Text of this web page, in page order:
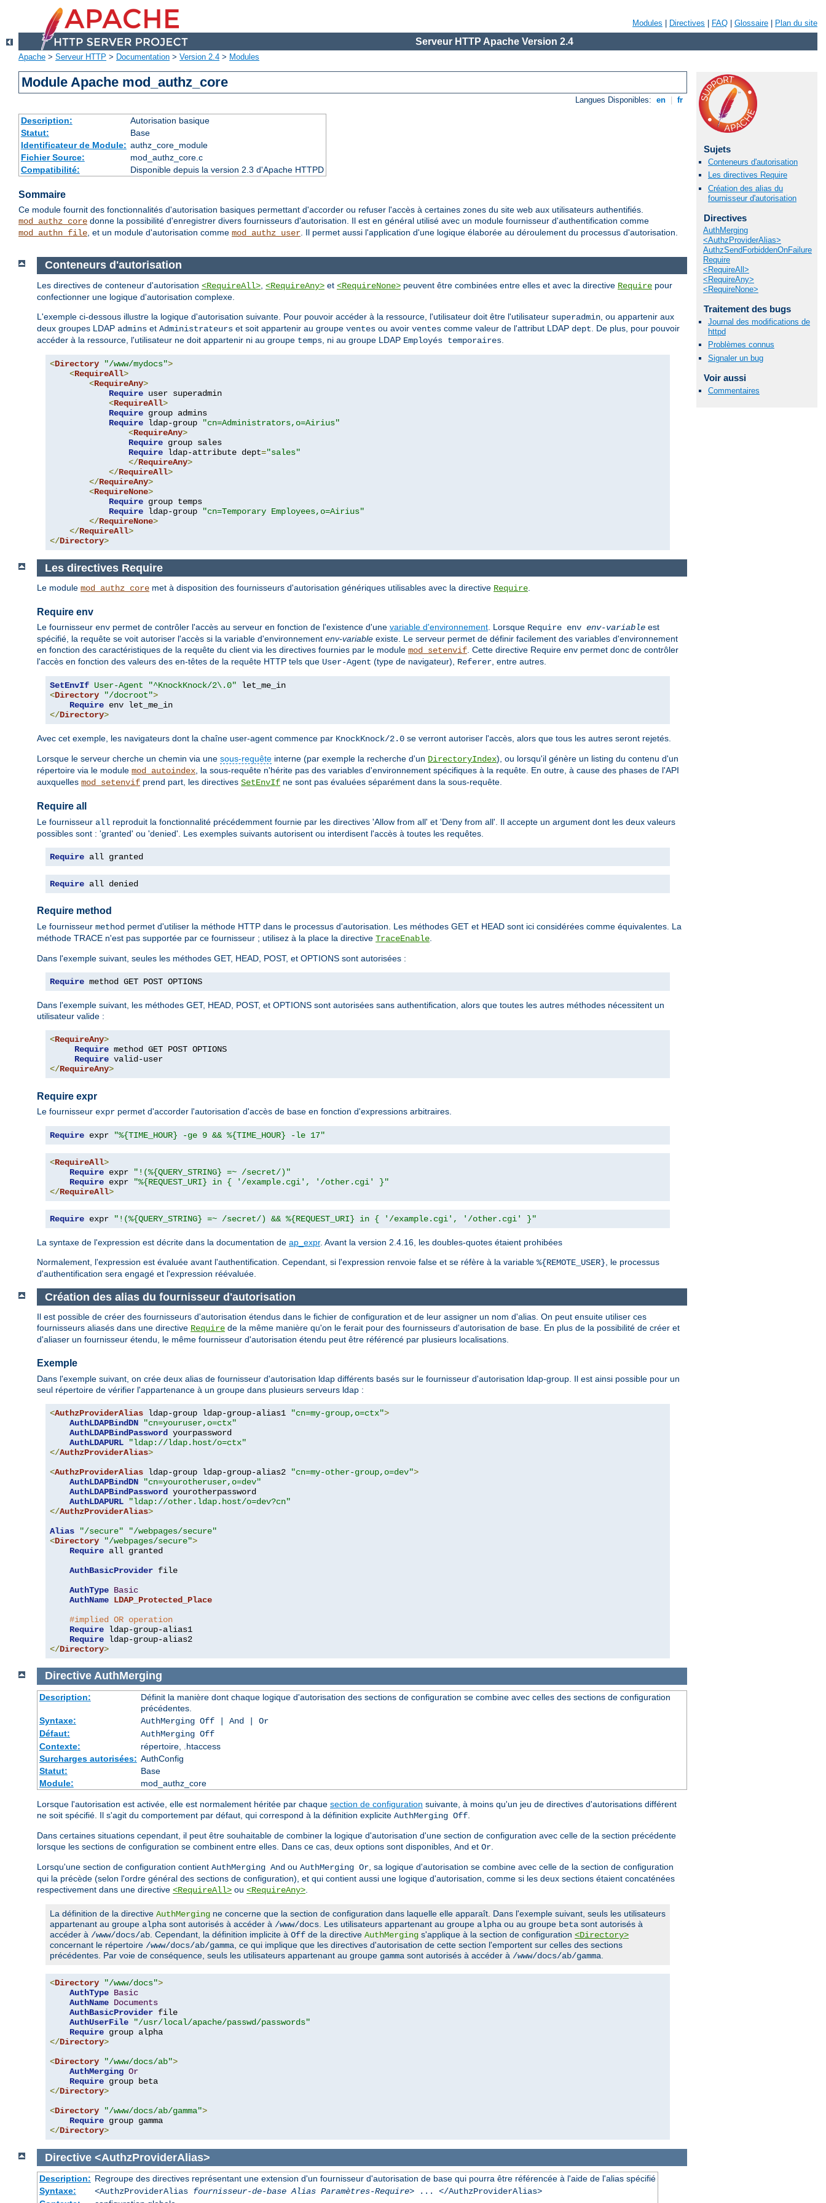
Modules Directives FAQ Glossaire Plan du site
Serveur HTTP Apache Version 2.4
Apache > Serveur HTTP > Documentation > Version 2.4 > Modules
Module Apache mod_authz_core
Langues Disponibles: en fr
Description:
Autorisation basique
Statut:
Base
Identificateur de Module: authz_core_module
Fichier Source:
mod_authz_core.c
Compatibilité:
Disponible depuis la version 2.3 d'Apache HTTPD
Sommaire
Ce module fournit des fonctionnalités d'autorisation basiques permettant d'accorder ou refuser l'accès à certaines zones du site web aux utilisateurs authentifiés.
mod_authz_core donne la possibilité d'enregistrer divers fournisseurs d'autorisation. Il est en général utilisé avec un module fournisseur d'authentification comme
mod_authn_file, et un module d'autorisation comme mod_authz_user. Il permet aussi l'application d'une logique élaborée au déroulement du processus d'autorisation.
Sujets
Conteneurs d'autorisation
Les directives Require
Création des alias du
fournisseur d'autorisation
Directives
AuthMerging
<AuthzProviderAlias>
AuthzSendForbiddenOnFailure
Require
<RequireAll>
<RequireAny>
<RequireNone>
Traitement des bugs
Journal des modifications de
httpd
Problèmes connus
Signaler un bug
Voir aussi
Commentaires
Conteneurs d'autorisation
Les directives de conteneur d'autorisation <RequireAll> <RequireAny> et <RequireNone> peuvent être combinées entre elles et avec la directive Require pour
confectionner une logique d'autorisation complexe.
L'exemple ci-dessous illustre la logique d'autorisation suivante. Pour pouvoir accéder à la ressource, l'utilisateur doit être l'utilisateur superadmin , ou appartenir aux
deux groupes LDAP admins et Administrateurs et soit appartenir au groupe ventes ou avoir ventes comme valeur de l'attribut LDAP dept . De plus, pour pouvoir
accéder à la ressource, l'utilisateur ne doit appartenir ni au groupe temps , ni au groupe LDAP Employés temporaires
<Directory "/www/mydocs">
<RequireAll>
<RequireAny>
Require user superadmin
<RequireAll>
Require group admins
Require ldap-group
"cn=Administrators,o=Airius"
<RequireAny>
Require group sales
Require ldap-attribute dept="sales"
</RequireAny>
</RequireAll>
</RequireAny>
<RequireNone>
Require group temps
Require ldap-group
"cn=Temporary Employees,o=Airius"
</RequireNone>
</RequireAll>
</Directory>
Les directives Require
Le module mod_authz_core met à disposition des fournisseurs d'autorisation génériques utilisables avec la directive Require.
Require env
Le fournisseur env permet de contrôler l'accès au serveur en fonction de l'existence d'une variable d'environnement. Lorsque Require env env-variable est
spécifié, la requête se voit autoriser l'accès si la variable d'environnement env-variable existe. Le serveur permet de définir facilement des variables d'environnement
en fonction des caractéristiques de la requête du client via les directives fournies par le module mod_setenvif. Cette directive Require env permet donc de contrôler
l'accès en fonction des valeurs des en-têtes de la requête HTTP tels que User-Agent (type de navigateur), Referer, entre autres.
SetEnvIf User-Agent "^KnockKnock/2\.0"
<Directory "/docroot">
Require
</Directory>
Avec cet exemple, les navigateurs dont la chaîne user-agent commence par KnockKnock/2.0 se verront autoriser l'accès, alors que tous les autres seront rejetés.
Lorsque le serveur cherche un chemin via une sous-requête interne (par exemple la recherche d'un DirectoryIndex), ou lorsqu'il génère un listing du contenu d'un
répertoire via le module mod_autoindex, la sous-requête n'hérite pas des variables d'environnement spécifiques à la requête. En outre, à cause des phases de l'API
auxquelles mod_setenvif prend part, les directives SetEnvIf ne sont pas évaluées séparément dans la sous-requête.
Require all
Le fournisseur all reproduit la fonctionnalité précédemment fournie par les directives 'Allow from all' et 'Deny from all'. Il accepte un argument dont les deux valeurs
possibles sont : 'granted' ou 'denied'. Les exemples suivants autorisent ou interdisent l'accès à toutes les requêtes.
Require all granted
Require all denied
Require method
Le fournisseur method permet d'utiliser la méthode HTTP dans le processus d'autorisation. Les méthodes GET et HEAD sont ici considérées comme équivalentes. La
méthode TRACE n'est pas supportée par ce fournisseur ; utilisez à la place la directive TraceEnable
Dans l'exemple suivant, seules les méthodes GET, HEAD, POST, et OPTIONS sont autorisées :
Require method GET POST OPTIONS
Dans l'exemple suivant, les méthodes GET, HEAD, POST, et OPTIONS sont autorisées sans authentification, alors que toutes les autres méthodes nécessitent un
utilisateur valide :
<RequireAny>
Require method GET POST OPTIONS
Require
</RequireAny>
Require expr
Le fournisseur expr permet d'accorder l'autorisation d'accès de base en fonction d'expressions arbitraires.
Require expr "%{TIME_HOUR} -ge 9 && %{TIME_HOUR} -le 17"
<RequireAll>
Require expr
"!(%{QUERY_STRING} =~ /secret/)"
Require expr
"%{REQUEST_URI} in { '/example.cgi', '/other.cgi' }"
</RequireAll>
Require expr "!(%{QUERY_STRING} =~ /secret/) && %{REQUEST_URI} in { '/example.cgi', '/other.cgi' }"
La syntaxe de l'expression est décrite dans la documentation de ap_expr. Avant la version 2.4.16, les doubles-quotes étaient prohibées
Normalement, l'expression est évaluée avant l'authentification. Cependant, si l'expression renvoie false et se réfère à la variable %{REMOTE_USER} , le processus
d'authentification sera engagé et l'expression réévaluée.
Création des alias du fournisseur d'autorisation
Il est possible de créer des fournisseurs d'autorisation étendus dans le fichier de configuration et de leur assigner un nom d'alias. On peut ensuite utiliser ces
fournisseurs aliasés dans une directive Require de la même manière qu'on le ferait pour des fournisseurs d'autorisation de base. En plus de la possibilité de créer et
d'aliaser un fournisseur étendu, le même fournisseur d'autorisation étendu peut être référencé par plusieurs localisations.
Exemple
Dans l'exemple suivant, on crée deux alias de fournisseur d'autorisation ldap différents basés sur le fournisseur d'autorisation ldap-group. Il est ainsi possible pour un
seul répertoire de vérifier l'appartenance à un groupe dans plusieurs serveurs ldap :
<AuthzProviderAlias ldap-group ldap-group-alias1 "cn=my-group,o=ctx">
AuthLDAPBindDN
"cn=youruser,o=ctx"
AuthLDAPBindPassword yourpassword
AuthLDAPURL
"ldap://ldap.host/o=ctx"
</AuthzProviderAlias>
<AuthzProviderAlias ldap-group ldap-group-alias2 "cn=my-other-group,o=dev">
AuthLDAPBindDN
"cn=yourotheruser,o=dev"
AuthLDAPBindPassword yourotherpassword
AuthLDAPURL
"ldap://other.ldap.host/o=dev?cn"
</AuthzProviderAlias>
Alias
"/secure"
"/webpages/secure"
<Directory "/webpages/secure">
Require all granted
AuthBasicProvider file
AuthType Basic
AuthName LDAP_Protected_Place
#implied OR operation
Require ldap-group-alias1
Require
</Directory>
Directive AuthMerging
Description:
Définit la manière dont chaque logique d'autorisation des sections de configuration se combine avec celles des sections de configuration
précédentes.
Syntaxe:
AuthMerging Off | And | Or
Défaut:
AuthMerging Off
Contexte:
répertoire, .htaccess
Surcharges autorisées: AuthConfig
Statut:
Base
Module:
mod_authz_core
Lorsque l'autorisation est activée, elle est normalement héritée par chaque section de configuration suivante, à moins qu'un jeu de directives d'autorisations différent
ne soit spécifié. Il s'agit du comportement par défaut, qui correspond à la définition explicite AuthMerging Off
Dans certaines situations cependant, il peut être souhaitable de combiner la logique d'autorisation d'une section de configuration avec celle de la section précédente
lorsque les sections de configuration se combinent entre elles. Dans ce cas, deux options sont disponibles, And et Or
Lorsqu'une section de configuration contient AuthMerging And ou AuthMerging Or , sa logique d'autorisation se combine avec celle de la section de configuration
qui la précède (selon l'ordre général des sections de configuration), et qui contient aussi une logique d'autorisation, comme si les deux sections étaient concaténées
respectivement dans une directive <RequireAll> ou <RequireAny>
La définition de la directive AuthMerging ne concerne que la section de configuration dans laquelle elle apparaît. Dans l'exemple suivant, seuls les utilisateurs
appartenant au groupe alpha sont autorisés à accéder à /www/docs . Les utilisateurs appartenant au groupe alpha ou au groupe beta sont autorisés à
accéder à /www/docs/ab . Cependant, la définition implicite à Off de la directive AuthMerging s'applique à la section de configuration <Directory>
concernant le répertoire /www/docs/ab/gamma , ce qui implique que les directives d'autorisation de cette section l'emportent sur celles des sections
précédentes. Par voie de conséquence, seuls les utilisateurs appartenant au groupe gamma sont autorisés à accéder à /www/docs/ab/gamma
<Directory "/www/docs">
AuthType Basic
AuthName Documents
AuthBasicProvider file
AuthUserFile
"/usr/local/apache/passwd/passwords"
Require
</Directory>
<Directory "/www/docs/ab">
AuthMerging Or
Require
</Directory>
<Directory "/www/docs/ab/gamma">
Require
</Directory>
Directive <AuthzProviderAlias>
Description: Regroupe des directives représentant une extension d'un fournisseur d'autorisation de base qui pourra être référencée à l'aide de l'alias spécifié
Syntaxe:
<AuthzProviderAlias fournisseur-de-base Alias Paramètres-Require> ... </AuthzProviderAlias>